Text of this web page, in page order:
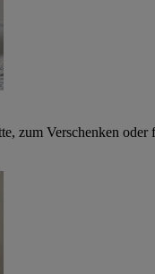
zum Verschenken oder